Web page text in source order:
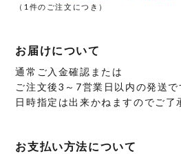
（1件のご注文につき）
お届けについて
通常ご入金確認または
ご注文後3～7営業日以内の発送で
日時指定は出来かねますのでご了
お支払い方法について